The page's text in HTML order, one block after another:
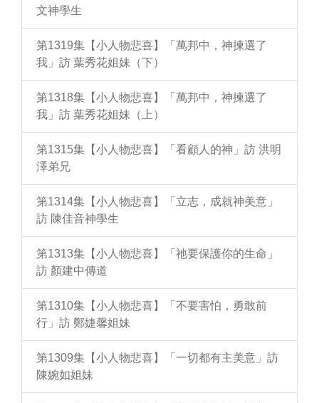
文神學生
第1319集【小人物悲喜】「萬邦中，神揀選了
我」訪 葉秀花姐妹（下）
第1318集【小人物悲喜】「萬邦中，神揀選了
我」訪 葉秀花姐妹（上）
第1315集【小人物悲喜】「看顧人的神」訪 洪明
澤弟兄
第1314集【小人物悲喜】「立志，成就神美意」
訪 陳佳音神學生
第1313集【小人物悲喜】「祂要保護你的生命」
訪 顏建中傳道
第1310集【小人物悲喜】「不要害怕，勇敢前
行」訪 鄭婕馨姐妹
第1309集【小人物悲喜】「一切都有主美意」訪
陳婉如姐妹